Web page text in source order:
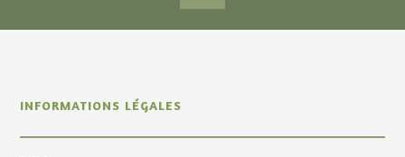
INFORMATIONS LÉGALES